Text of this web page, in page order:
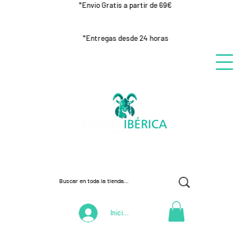
*Envío Gratis a partir de 69€
*Entregas desde 24 horas
Iniciar Sesión